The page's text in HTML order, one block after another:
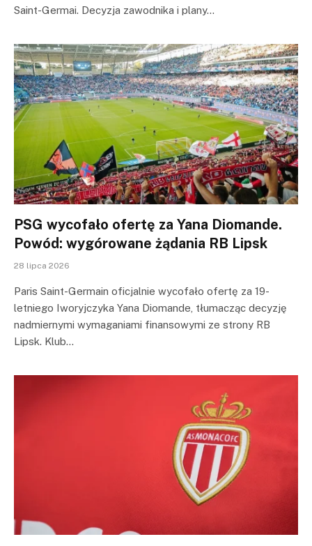
Saint-Germai. Decyzja zawodnika i plany…
PSG wycofało ofertę za Yana Diomande.
Powód: wygórowane żądania RB Lipsk
28 lipca 2026
Paris Saint-Germain oficjalnie wycofało ofertę za 19-
letniego Iworyjczyka Yana Diomande, tłumacząc decyzję
nadmiernymi wymaganiami finansowymi ze strony RB
Lipsk. Klub…